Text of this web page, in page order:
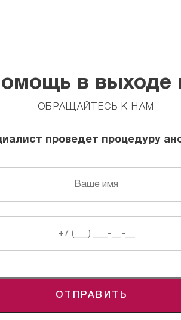
в выходе
ОБРАЩАЙТЕСЬ К НАМ
проведет процедуру
ОТПРАВИТЬ